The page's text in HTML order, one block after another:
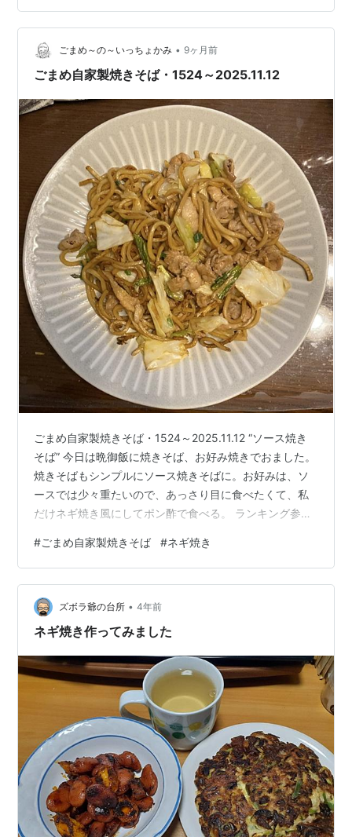
理が好きな自分、日夜、考え中。。。。。 そうそう、今
日、銀行の前を通ったら、駐車場が満タンだった、 ひょ
っとして、本日はボーナス支給日かな？？ 私にはボーナ
スはない。（泣） ランキング参加中gooからきました ラ
ごまめ～の～いっちょかみ • 9ヶ月前
ごまめ自家製焼きそば・1524～2025.11.12
ごまめ自家製焼きそば・1524～2025.11.12 “ソース焼き
そば” 今日は晩御飯に焼きそば、お好み焼きでおました。
焼きそばもシンプルにソース焼きそばに。お好みは、ソ
ースでは少々重たいので、あっさり目に食べたくて、私
だけネギ焼き風にしてポン酢で食べる。 ランキング参加
#ごまめ自家製焼きそば #ネギ焼き
ズボラ爺の台所 • 4年前
ネギ焼き作ってみました